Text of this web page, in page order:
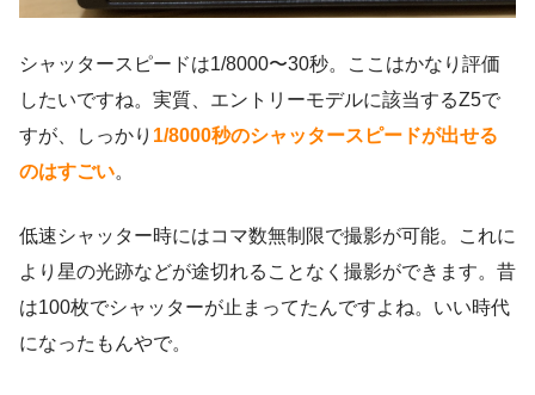
シャッタースピードは1/8000〜30秒。ここはかなり評価
したいですね。実質、エントリーモデルに該当するZ5で
すが、しっかり 1/8000秒のシャッタースピードが出せる
のはすごい。
低速シャッター時にはコマ数無制限で撮影が可能。これに
より星の光跡などが途切れることなく撮影ができます。昔
は100枚でシャッターが止まってたんですよね。いい時代
になったもんやで。